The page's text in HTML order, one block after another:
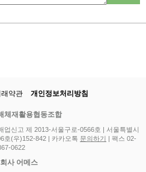
약관 개인정보처리방침
체재활용협동조합
업신고 제 2013-서울구로-0566호 | 서울특별시
호(우)152-842 | 카카오톡 문의하기 | 팩스 02-
0622
사 어메스